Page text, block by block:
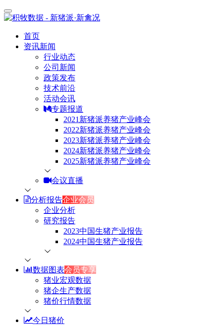
首页
资讯新闻
行业动态
公司新闻
政策发布
技术前沿
活动会讯
专题报道
2021新猪派养猪产业峰会
2022新猪派养猪产业峰会
2023新猪派养猪产业峰会
2024新猪派养猪产业峰会
2025新猪派养猪产业峰会
会议直播
分析报告企业会员
企业分析
研究报告
2023中国生猪产业报告
2024中国生猪产业报告
数据图表会员专享
猪业宏观数据
猪企生产数据
猪价行情数据
今日猪价